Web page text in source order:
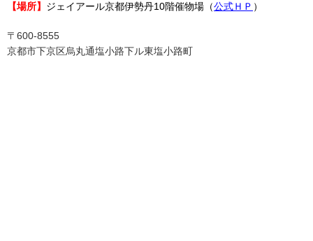
【場所】 ジェイアール京都伊勢丹10階催物場（公式ＨＰ ）
〒600-8555
京都市下京区烏丸通塩小路下ル東塩小路町